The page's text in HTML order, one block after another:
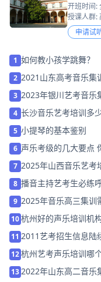
开班时间:
授课人群:
申请试
1 如何教小孩学跳舞？
2 2021山东高考音乐集
3 2023年银川艺考音乐
4 长沙音乐艺考培训多
5 小提琴的基本鉴别
6 声乐考级的几大要点
7 2025年山西音乐艺考
8 播音主持艺考生必练
9 2025年音乐高三集训
10杭州好的声乐培训机
11 2011艺考招生信息陆
12杭州艺考声乐培训哪
13 2022年山东高二音乐